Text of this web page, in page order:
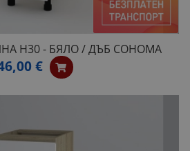
H30 - БЯЛО / ДЪБ СОНОМА
€